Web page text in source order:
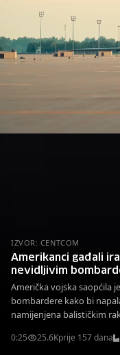
IZVOR: CENTCOM
Amerikanci gađali
nevidljivim
Američka vojska saopćila
bombardere kako bi
namijenjena balističkim
0:25 25.6Kprije 157 dana